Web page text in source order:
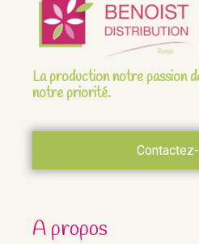
La production notre passion
notre priorité.
A propos